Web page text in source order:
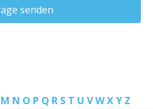
senden
M N O P Q R S T U VWXY Z